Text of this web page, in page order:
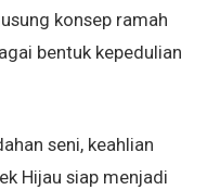
konsep ramah
bentuk kepedulian
seni, keahlian
Hijau siap menjadi